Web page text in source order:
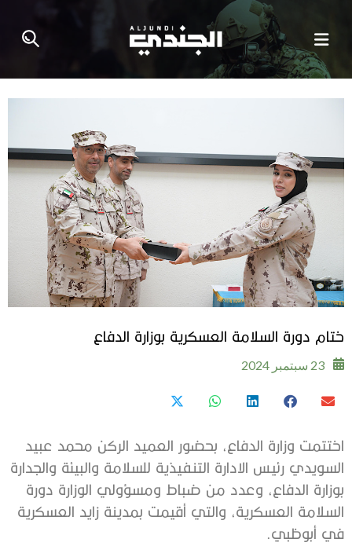
ختام دورة السلامة العسكرية بوزارة الدفاع
23 سبتمبر 2024
اختتمت وزارة الدفاع، بحضور العميد الركن محمد عبيد
السويدي رئيس الادارة التنفيذية للسلامة والبيئة والجدارة
بوزارة الدفاع، وعدد من ضباط ومسؤولي الوزارة دورة
السلامة العسكرية، والتي أقيمت بمدينة زايد العسكرية
في أبوظبي.